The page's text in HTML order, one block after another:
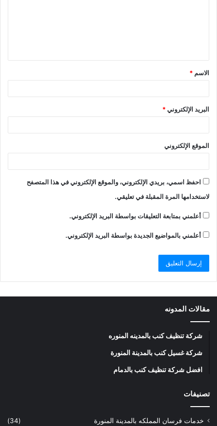
الاسم *
البريد الإلكتروني*
الموقع الإلكتروني
احفظ اسمي، بريدي الإلكتروني، والموقع الإلكتروني في هذا المتصفح
لاستخدامها المرة المقبلة في تعليقي.
أعلمني بمتابعة التعليقات بواسطة البريد الإلكتروني.
أعلمني بالمواضيع الجديدة بواسطة البريد الإلكتروني.
مقالات المدونه
شركة تنظيف كنب بالمدينه المنوره
شركة غسيل كنب بالمدينة المنورة
افضل شركة تنظيف كنب بالدمام
تصنيفات
خدمات فرسان المملكه بالمدينة المنورة (34)